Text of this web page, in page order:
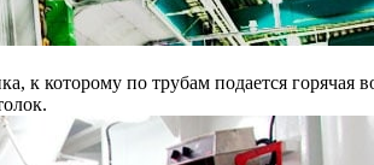
к которому по трубам подается